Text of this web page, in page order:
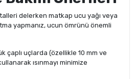
delerken matkap ucu yağı veya
yapmanız, ucun ömrünü önemli
çaplı uçlarda (özellikle 10 mm ve
ısınmayı minimize